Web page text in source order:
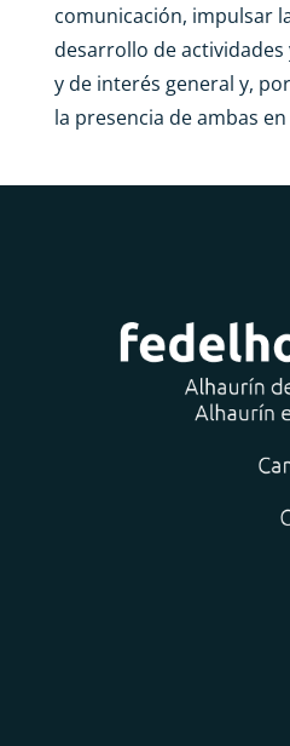
comunicación, impulsar
desarrollo de
y de interés general y,
la presencia de ambas